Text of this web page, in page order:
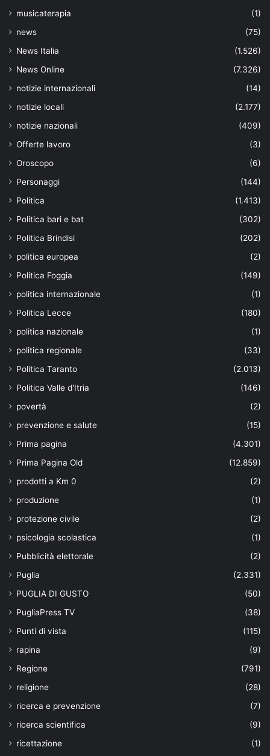
musicaterapia
(1)
news
(75)
News Italia
(1.526)
News Online
(7.326)
notizie internazionali
(14)
notizie locali
(2.177)
notizie nazionali
(409)
Offerte lavoro
(3)
Oroscopo
(6)
Personaggi
(144)
Politica
(1.413)
Politica bari e bat
(302)
Politica Brindisi
(202)
politica europea
(2)
Politica Foggia
(149)
politica internazionale
(1)
Politica Lecce
(180)
politica nazionale
(1)
politica regionale
(33)
Politica Taranto
(2.013)
Politica Valle d'Itria
(146)
povertà
(2)
prevenzione e salute
(15)
Prima pagina
(4.301)
Prima Pagina Old
(12.859)
prodotti a Km 0
(2)
produzione
(1)
protezione civile
(2)
psicologia scolastica
(1)
Pubblicità elettorale
(2)
Puglia
(2.331)
PUGLIA DI GUSTO
(50)
PugliaPress TV
(38)
Punti di vista
(115)
rapina
(9)
Regione
(791)
religione
(28)
ricerca e prevenzione
(7)
ricerca scientifica
(9)
ricettazione
(1)